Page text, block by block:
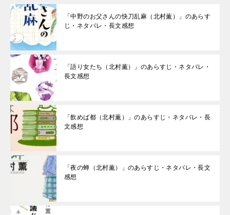
「中野のお父さんの快刀乱麻（北村薫）」のあらす
じ・ネタバレ・長文感想
「語り女たち（北村薫）」のあらすじ・ネタバレ・
長文感想
「飲めば都（北村薫）」のあらすじ・ネタバレ・長
文感想
「夜の蝉（北村薫）」のあらすじ・ネタバレ・長文
感想